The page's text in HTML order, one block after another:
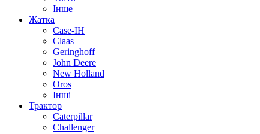
Інше
Жатка
Case-IH
Claas
Geringhoff
John Deere
New Holland
Oros
Інші
Трактор
Caterpillar
Challenger